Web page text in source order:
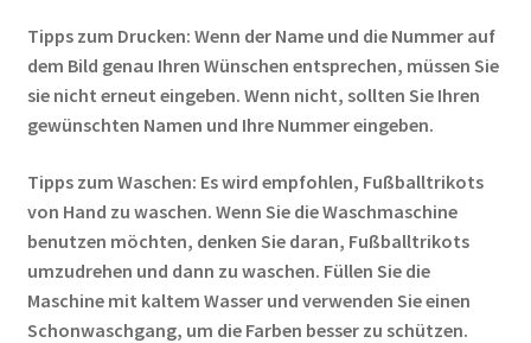
Tipps zum Drucken: Wenn der Name und die Nummer auf
dem Bild genau Ihren Wünschen entsprechen, müssen Sie
sie nicht erneut eingeben. Wenn nicht, sollten Sie Ihren
gewünschten Namen und Ihre Nummer eingeben.
Tipps zum Waschen: Es wird empfohlen, Fußballtrikots
von Hand zu waschen. Wenn Sie die Waschmaschine
benutzen möchten, denken Sie daran, Fußballtrikots
umzudrehen und dann zu waschen. Füllen Sie die
Maschine mit kaltem Wasser und verwenden Sie einen
Schonwaschgang, um die Farben besser zu schützen.